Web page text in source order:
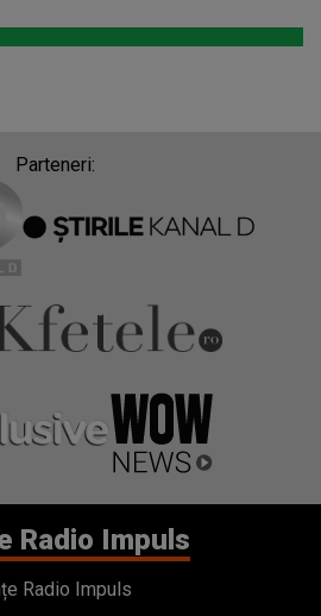
Parteneri:
Radio Impuls
Radio Impuls